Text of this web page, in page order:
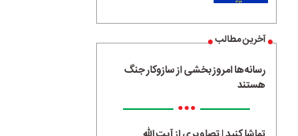
آخرین مطالب
رسانه‌ها امروز بخشی از سازوکار جنگ
هستند
•••